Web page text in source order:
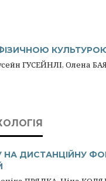
ГУСЕЙНЛІ, Олена
НА ДИСТАНЦІЙНУ